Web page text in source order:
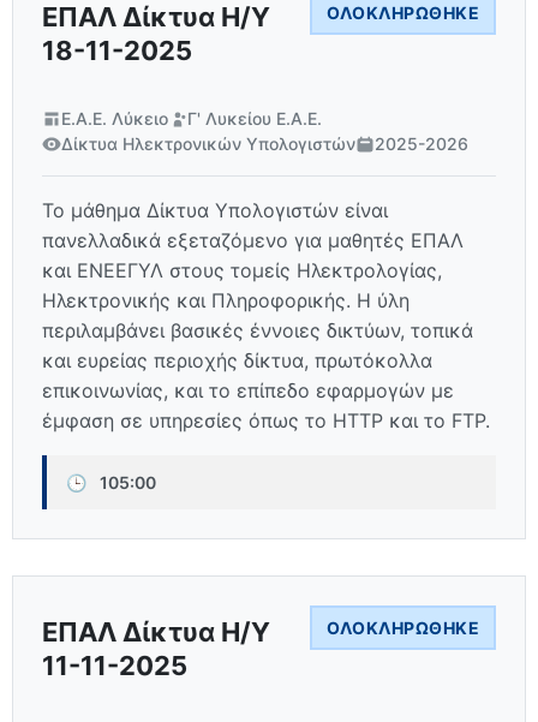
ΕΠΑΛ Δίκτυα Η/Υ
18-11-2025
ΟΛΟΚΛΗΡΏΘΗΚΕ
Ε.Α.Ε. Λύκειο
Γ' Λυκείου Ε.Α.Ε.
Δίκτυα Ηλεκτρονικών Υπολογιστών
2025-2026
Το μάθημα Δίκτυα Υπολογιστών είναι
πανελλαδικά εξεταζόμενο για μαθητές ΕΠΑΛ
και ΕΝΕΕΓΥΛ στους τομείς Ηλεκτρολογίας,
Ηλεκτρονικής και Πληροφορικής. Η ύλη
περιλαμβάνει βασικές έννοιες δικτύων, τοπικά
και ευρείας περιοχής δίκτυα, πρωτόκολλα
επικοινωνίας, και το επίπεδο εφαρμογών με
έμφαση σε υπηρεσίες όπως το HTTP και το FTP.
🕒 105:00
ΕΠΑΛ Δίκτυα Η/Υ
11-11-2025
ΟΛΟΚΛΗΡΏΘΗΚΕ